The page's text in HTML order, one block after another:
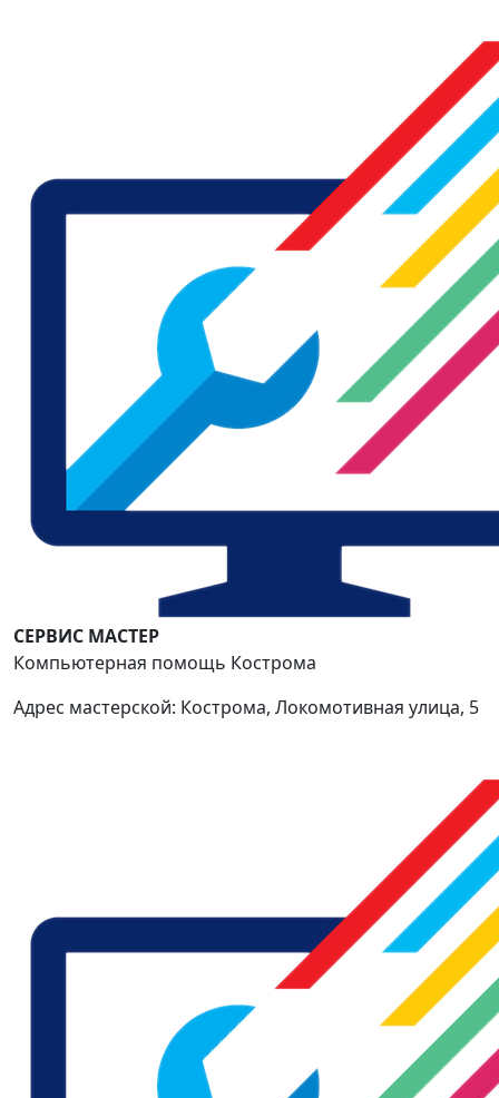
СЕРВИС МАСТЕР
Компьютерная помощь Кострома
Адрес мастерской: Кострома, Локомотивная улица, 5